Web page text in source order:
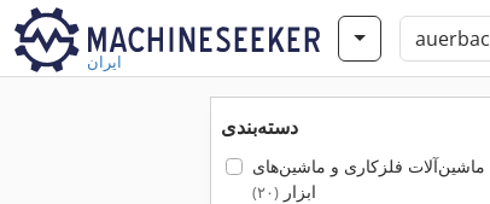
ایران
دسته‌بندی
ماشین‌آلات فلزکاری و ماشین‌های
ابزار(۲۰)